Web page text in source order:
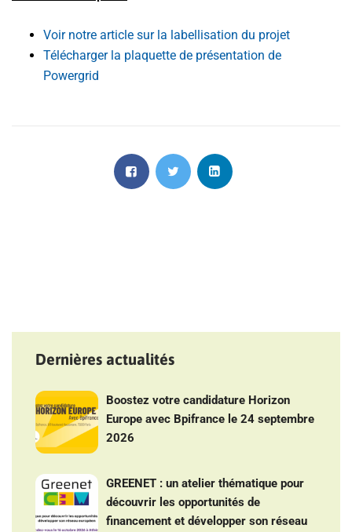
Voir notre article sur la labellisation du projet
Télécharger la plaquette de présentation de
Powergrid
Dernières actualités
Boostez votre candidature Horizon
Europe avec Bpifrance le 24 septembre
2026
GREENET : un atelier thématique pour
découvrir les opportunités de
financement et développer son réseau